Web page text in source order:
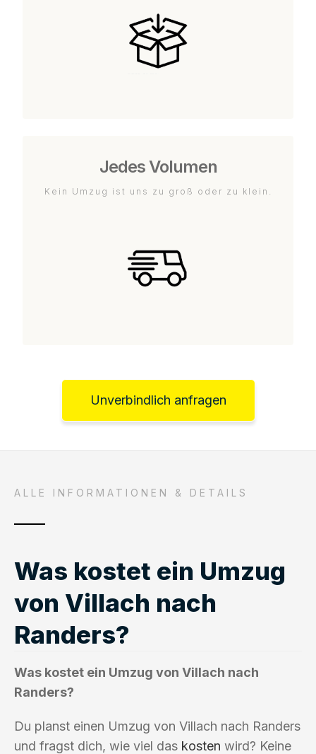
Jedes Volumen
Kein Umzug ist uns zu groß oder zu klein.
Unverbindlich anfragen
ALLE INFORMATIONEN & DETAILS
Was kostet ein Umzug
von Villach nach
Randers?
Was kostet ein Umzug von Villach nach
Randers?
Du planst einen Umzug von Villach nach Randers
und fragst dich, wie viel das kosten wird? Keine